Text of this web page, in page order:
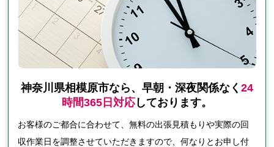
神奈川県相模原市なら、早朝・深夜関係なく 24
時間365日対応しております。
お客様のご都合に合わせて、無料の出張見積もりや実際の回
収作業日を調整させていただきますので、何なりとお申し付